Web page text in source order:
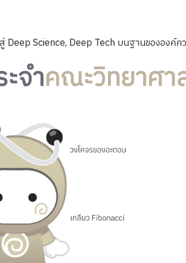
Science, Deep Tech บนฐานขององค์ค
จำคณะวิทยาศ